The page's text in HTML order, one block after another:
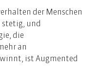
der Menschen
stetig, und
die
an
ist Augmented